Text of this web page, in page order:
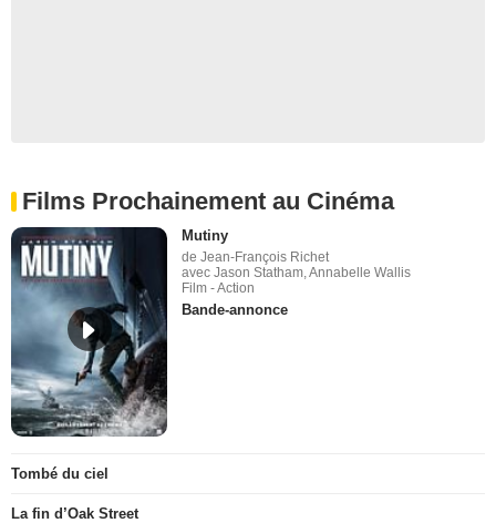
Films Prochainement au Cinéma
Mutiny
de Jean-François Richet
avec Jason Statham, Annabelle Wallis
Film - Action
Bande-annonce
Tombé du ciel
La fin d’Oak Street